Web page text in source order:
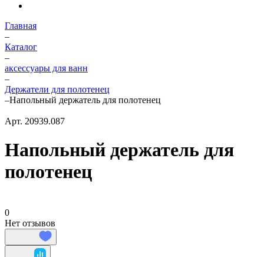
Главная
–
Каталог
–
аксессуары для ванн
–
Держатели для полотенец
–Напольный держатель для полотенец
Арт. 20939.087
Напольный держатель для
полотенец
0
Нет отзывов